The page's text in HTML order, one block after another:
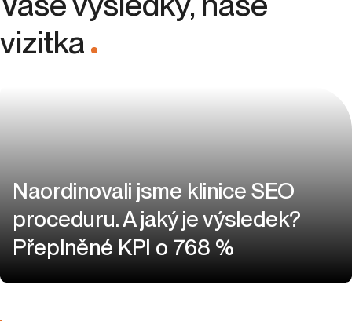
vizitka
.
Naordinovali jsme klinice SEO
proceduru. A jaký je výsledek?
Přeplněné KPI o 768 %